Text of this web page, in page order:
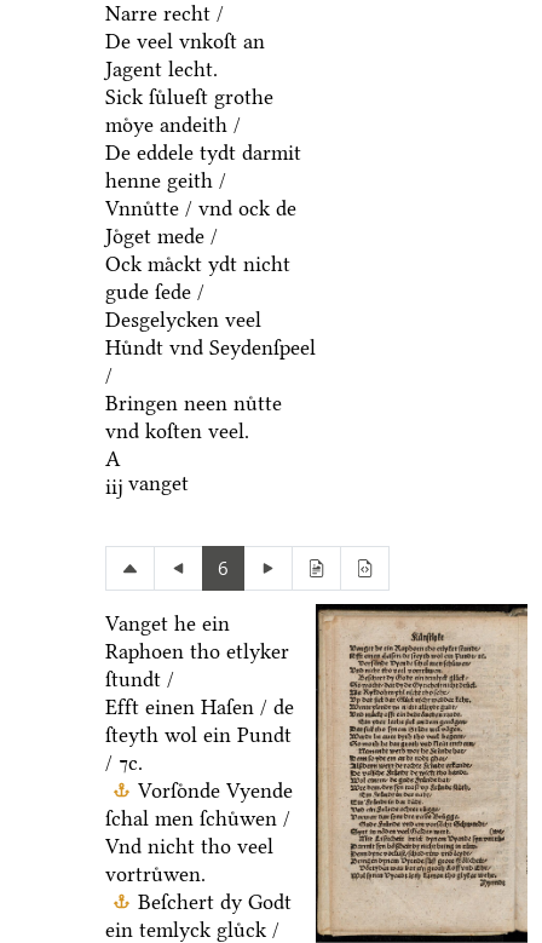
Narre recht /
De veel vnkoſt an
Jagent lecht.
Sick ſuͤlueſt grothe
moͤye andeith /
De eddele tydt darmit
henne geith /
Vnnuͤtte / vnd ock de
Joͤget mede /
Ock maͤckt ydt nicht
gude ſede /
Desgelycken veel
Huͤndt vnd Seydenſpeel
/
Bringen neen nuͤtte
vnd koſten veel.
A
iij vanget
6
Vanget he ein
Raphoen tho etlyker
ſtundt /
Efft einen Haſen / de
ſteyth wol ein Pundt
/ ⁊c.
Vorſoͤnde Vyende
ſchal men ſchuͤwen /
Vnd nicht tho veel
vortruͤwen.
Beſchert dy Godt
ein temlyck gluͤck /